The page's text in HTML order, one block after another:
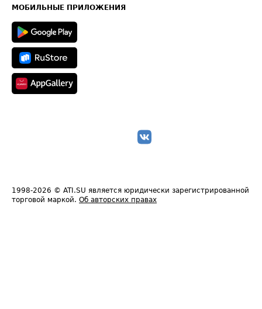
Техническая информация
МОБИЛЬНЫЕ ПРИЛОЖЕНИЯ
1998-2026 © ATI.SU является юридически зарегистрированной
торговой маркой. Об авторских правах